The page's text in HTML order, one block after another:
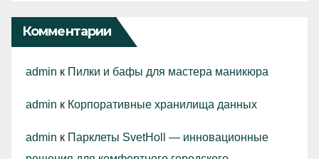
Комментарии
admin к Пилки и бафы для мастера маникюра
admin к Корпоративные хранилища данных
admin к Парклеты SvetHoll — инновационные